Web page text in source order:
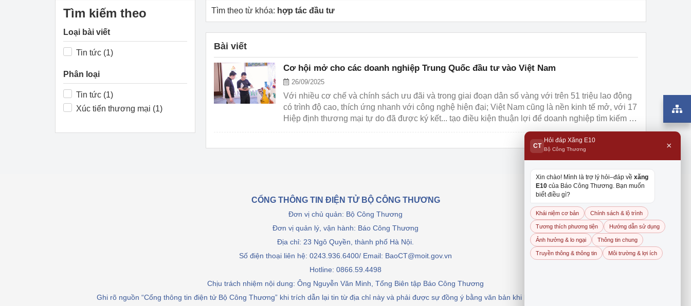
Cơ cấu tổ chức
Hoạt động của Lãnh đạo Bộ
Giải thưởng Công nghiệp, Thương
mại, Dịch vụ Việt Nam 2026
Hoạt động của Bộ trưởng
Công Thương - Công luận
Họp báo
Thông cáo báo chí
Chuyển đổi số
Bản tin Thị trường Nông Lâm Thủy sản
Tổ chức kiểm định kỹ thuật an toàn lao
động thuộc thẩm quyền quản lý của
Bộ Công Thương
Tổ chức được cấp GCN đăng ký, hoạt
động kiểm định thiết bị, dụng cụ điện
làm việc ở môi trường không có nguy
hiểm khí, bụi nổ
Tái cơ cấu ngành Công Thương
Quản lý thị trường
Sử dụng năng lượng tiết kiệm và
Hiệu quả năng lượng
Văn bản điều hành
Tìm kiếm theo
Loại bài viết
Tin tức (1)
Phân loại
Tin tức (1)
Xúc tiến thương mại (1)
Tìm theo từ khóa: hợp tác đầu tư
Bài viết
Cơ hội mở cho các doanh nghiệp Trung Quốc đầu tư vào Việt Nam
26/09/2025
Với nhiều cơ chế và chính sách ưu đãi và trong giai đoạn dân số vàng với trên 51 triệu lao động
có trình độ cao, thích ứng nhanh với công nghệ hiện đại; Việt Nam cũng là nền kinh tế mở, với 17
Hiệp định thương mại tự do đã được ký kết... tạo điều kiện thuận lợi để doanh nghiệp tìm kiếm và
CỔNG THÔNG TIN ĐIỆN TỬ BỘ CÔNG THƯƠNG
Đơn vị chủ quản: Bộ Công Thương
Đơn vị quản lý, vận hành: Báo Công Thương
Địa chỉ: 23 Ngô Quyền, thành phố Hà Nội.
Số điện thoại liên hệ: 0243.936.6400/ Email: BaoCT@moit.gov.vn
Hotline: 0866.59.4498
Chịu trách nhiệm nội dung: Ông Nguyễn Văn Minh, Tổng Biên tập Báo Công Thương
Ghi rõ nguồn “Cổng thông tin điện tử Bộ Công Thương” khi trích dẫn lại tin từ địa chỉ này và phải được sự đồng ý bằng văn bản khi khai thác, dẫn nguồn.
CT
Hỏi đáp Xăng E10
Bộ Công Thương ×
Xin chào! Mình là trợ lý hỏi–đáp về xăng
E10 của Báo Công Thương. Bạn muốn
biết điều gì?
Khái niệm cơ bản Chính sách & lộ trình
Tương thích phương tiện Hướng dẫn sử dụng
Ảnh hưởng & lo ngại Thông tin chung
Truyền thông & thông tin Môi trường & lợi ích